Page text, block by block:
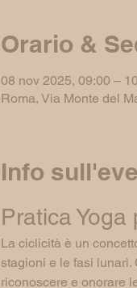
Orario &
08 nov 2025, 09:00 –
Roma, Via Monte del
Info
Pratica
La ciclicità è un
stagioni e le fasi lunari.
riconoscere e onorare